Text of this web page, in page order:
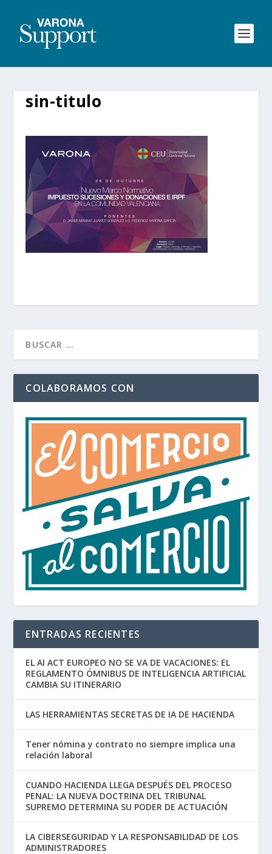
sin-titulo
COLABORAMOS CON
ENTRADAS RECIENTES
EL AI ACT EUROPEO NO SE VA DE VACACIONES: EL
REGLAMENTO ÓMNIBUS DE INTELIGENCIA ARTIFICIAL
CAMBIA SU ITINERARIO
LAS HERRAMIENTAS SECRETAS DE IA DE HACIENDA
Tener nómina y contrato no siempre implica una
relación laboral
CUANDO HACIENDA LLEGA DESPUÉS DEL PROCESO
PENAL: LA NUEVA DOCTRINA DEL TRIBUNAL
SUPREMO DETERMINA SU PODER DE ACTUACIÓN
LA CIBERSEGURIDAD Y LA RESPONSABILIDAD DE LOS
ADMINISTRADORES